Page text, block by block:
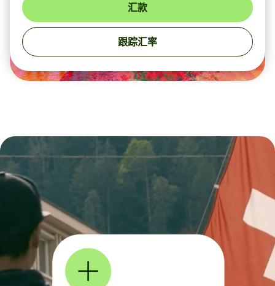
汇款
跟踪汇率